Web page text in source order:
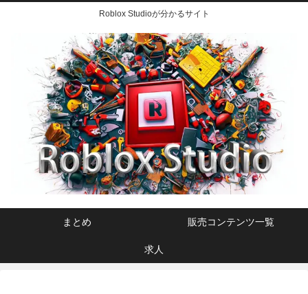
Roblox Studioが分かるサイト
まとめ 販売コンテンツ一覧
求人